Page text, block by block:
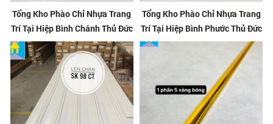
Tổng Kho Phào Chỉ Nhựa Trang
Trí Tại Hiệp Bình Chánh Thủ Đức
Tổng Kho Phào Chỉ Nhựa Trang
Trí Tại Hiệp Bình Phước Thủ Đức